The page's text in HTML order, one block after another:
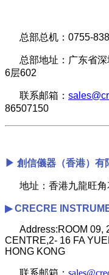
总部总机：0755-
总部地址：广东省深
6层602
联系邮箱：
86507150 邮
▶ 創信儀器（香港）有
地址：香港九龍旺角
▶CRECRE
Address:ROOM 09,
CENTRE,2- 16 FA
HONG KONG
联系邮箱：